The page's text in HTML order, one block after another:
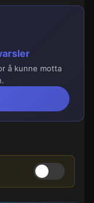
å kunne motta